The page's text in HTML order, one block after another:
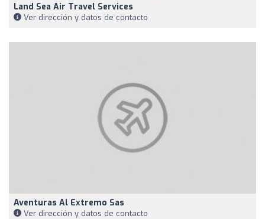
Land Sea Air Travel Services
Ver dirección y datos de contacto
Aventuras Al Extremo Sas
Ver dirección y datos de contacto